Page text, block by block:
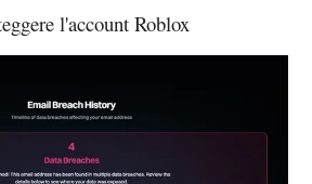
l'account Roblox